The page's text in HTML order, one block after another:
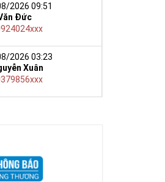
2026 09:51
Đức
2026 03:23
Xuân